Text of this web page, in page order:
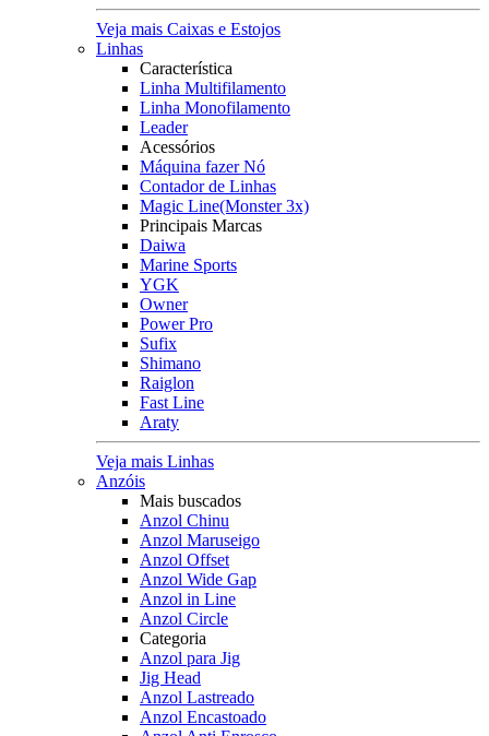
Veja mais Caixas e Estojos
Linhas
Característica
Linha Multifilamento
Linha Monofilamento
Leader
Acessórios
Máquina fazer Nó
Contador de Linhas
Magic Line(Monster 3x)
Principais Marcas
Daiwa
Marine Sports
YGK
Owner
Power Pro
Sufix
Shimano
Raiglon
Fast Line
Araty
Veja mais Linhas
Anzóis
Mais buscados
Anzol Chinu
Anzol Maruseigo
Anzol Offset
Anzol Wide Gap
Anzol in Line
Anzol Circle
Categoria
Anzol para Jig
Jig Head
Anzol Lastreado
Anzol Encastoado